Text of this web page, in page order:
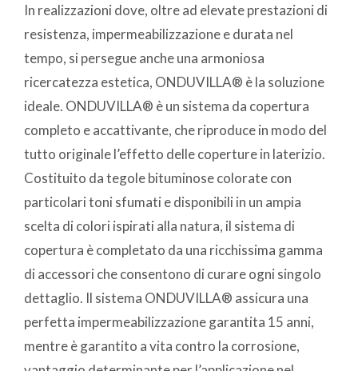
In realizzazioni dove, oltre ad elevate prestazioni di
resistenza, impermeabilizzazione e durata nel
tempo, si persegue anche una armoniosa
ricercatezza estetica, ONDUVILLA® è la soluzione
ideale. ONDUVILLA® è un sistema da copertura
completo e accattivante, che riproduce in modo del
tutto originale l’effetto delle coperture in laterizio.
Costituito da tegole bituminose colorate con
particolari toni sfumati e disponibili in un ampia
scelta di colori ispirati alla natura, il sistema di
copertura è completato da una ricchissima gamma
di accessori che consentono di curare ogni singolo
dettaglio. Il sistema ONDUVILLA® assicura una
perfetta impermeabilizzazione garantita 15 anni,
mentre è garantito a vita contro la corrosione,